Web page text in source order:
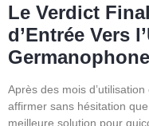
Le Verdict
d’Entrée Vers
Germanophone
Après des mois
affirmer sans hésitation
meilleure solution pour